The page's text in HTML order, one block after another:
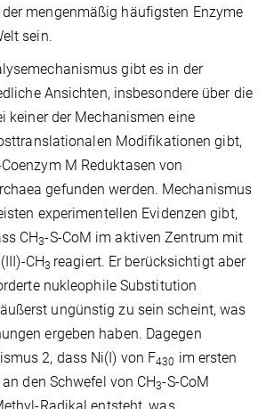
mengenmäßig häufigsten Enzyme
sein.
gibt es in der
Ansichten, insbesondere über die
keiner der Mechanismen eine
Modifikationen gibt,
M Reduktasen von
gefunden werden. Mechanismus
experimentellen Evidenzen gibt,
CH3-S-CoM im aktiven Zentrum mit
CH3 reagiert. Er berücksichtigt aber
nukleophile Substitution
ungünstig zu sein scheint, was
ergeben haben. Dagegen
2, dass Ni(I) von F430 im ersten
den Schwefel von CH3-S-CoM